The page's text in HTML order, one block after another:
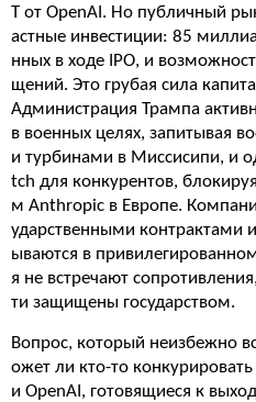
T от OpenAI. Но публичный
астные инвестиции: 85
нных в ходе IPO, и
щений. Это грубая сила
Администрация Трампа
в военных целях, запитывая
и турбинами в Миссисипи, и
tch для конкурентов,
м Anthropic в Европе.
ударственными контрактами
ываются в
я не встречают
ти защищены государством.
Вопрос, который неизбежно
ожет ли кто-то
и OpenAI, готовящиеся к